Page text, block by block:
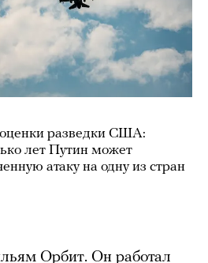
разведки США:
лет Путин может
атаку на одну из стран
Орбит. Он работал